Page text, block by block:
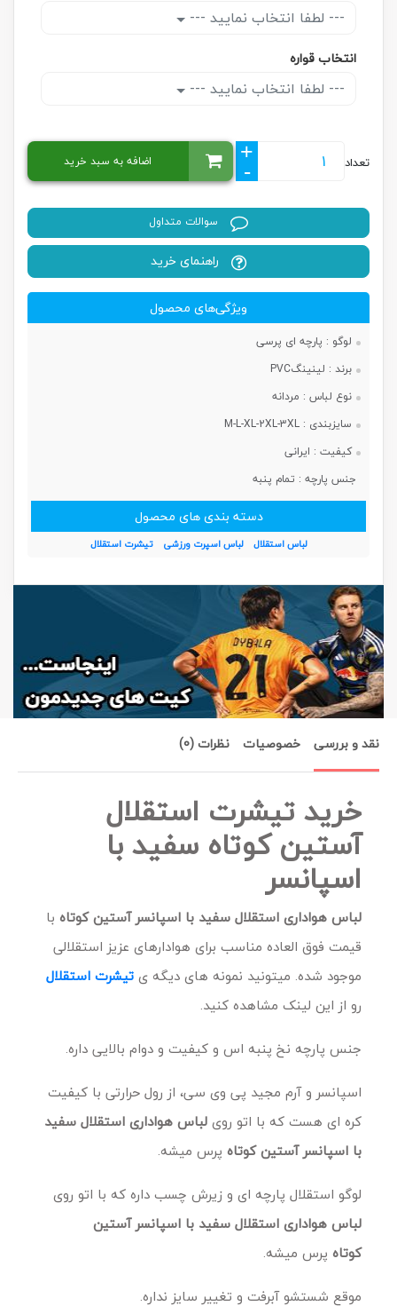
--- لطفا انتخاب نمایید ---
انتخاب قواره
--- لطفا انتخاب نمایید ---
تعداد
+
-
اضافه به سبد خرید
سوالات متداول
راهنمای خرید
ویژگی‌های محصول
لوگو : پارچه ای پرسی
برند : لینینگPVC
نوع لباس : مردانه
سایزبندی : M-L-XL-2XL-3XL
کیفیت : ایرانی
جنس پارچه : تمام پنبه
دسته بندی های محصول
لباس استقلال لباس اسپرت ورزشی تیشرت استقلال
نقد و بررسی خصوصیات نظرات (0)
خرید تیشرت استقلال
آستین کوتاه سفید با
اسپانسر
لباس هواداری استقلال سفید با اسپانسر آستین کوتاه با
قیمت فوق العاده مناسب برای هوادارهای عزیز استقلالی
موجود شده. میتونید نمونه های دیگه یتیشرت استقلال
رو از این لینک مشاهده کنید.
جنس پارچه نخ پنبه اس و کیفیت و دوام بالایی داره.
اسپانسر و آرم مجید پی وی سی، از رول حرارتی با کیفیت
کره ای هست که با اتو رویلباس هواداری استقلال سفید
با اسپانسر آستین کوتاه پرس میشه.
لوگو استقلال پارچه ای و زیرش چسب داره که با اتو روی
لباس هواداری استقلال سفید با اسپانسر آستین
کوتاه پرس میشه.
موقع شستشو آبرفت و تغییر سایز نداره.